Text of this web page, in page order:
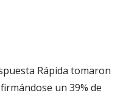
Rápida tomaron
un 39% de